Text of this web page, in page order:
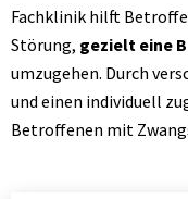
Fachklinik hilft
Störung, gezielt eine
umzugehen. Durch
und einen individuell
Betroffenen mit